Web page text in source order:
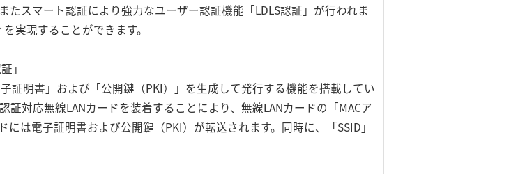
スマート認証により強力なユーザー認証機能「LDLS認証」が行われま
実現することができます。
」
証明書」および「公開鍵（PKI）」を生成して発行する機能を搭載してい
対応無線LANカードを装着することにより、無線LANカードの「MACア
は電子証明書および公開鍵（PKI）が転送されます。同時に、「SSID」